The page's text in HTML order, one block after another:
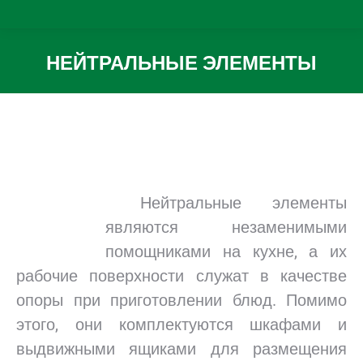
НЕЙТРАЛЬНЫЕ ЭЛЕМЕНТЫ
Вы здесь:
Нейтральные элементы
являются незаменимыми
помощниками на кухне, а их
рабочие поверхности служат в качестве
опоры при приготовлении блюд. Помимо
этого, они комплектуются шкафами и
выдвижными ящиками для размещения